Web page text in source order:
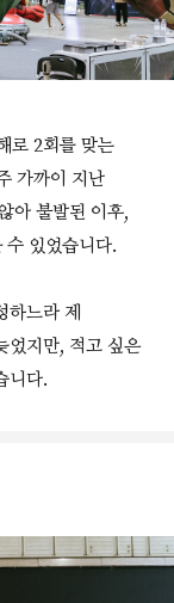
로 2회를 맞는
가까이 지난
아 불발된 이후,
있었습니다.
하느라 제
었지만, 적고 싶은
니다.